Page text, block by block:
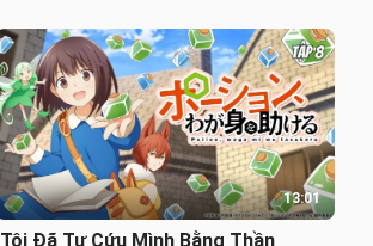
13:01
Tôi Đã Tự Cứu Mình Bằng Thần